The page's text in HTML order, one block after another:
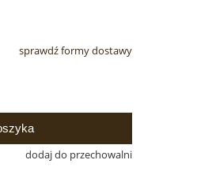
sprawdź formy dostawy
dodaj do przechowalni